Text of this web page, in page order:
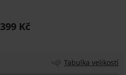
399 Kč
Tabulka velikostí